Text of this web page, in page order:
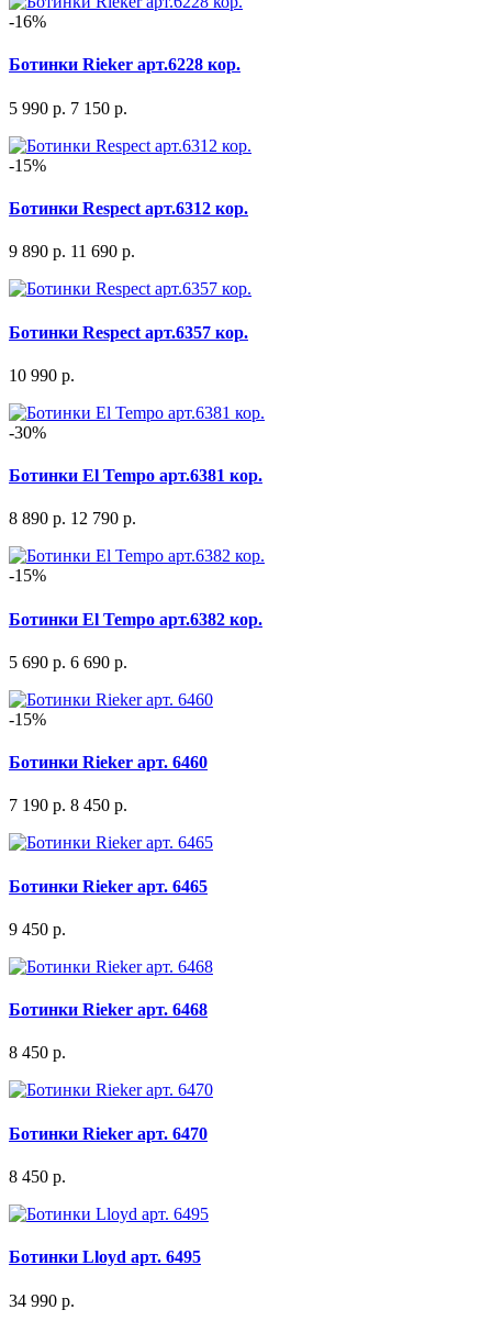
-16%
Ботинки Rieker арт.6228 кор.
5 990 р. 7 150 р.
-15%
Ботинки Respect арт.6312 кор.
9 890 р. 11 690 р.
Ботинки Respect арт.6357 кор.
10 990 р.
-30%
Ботинки El Tempo арт.6381 кор.
8 890 р. 12 790 р.
-15%
Ботинки El Tempo арт.6382 кор.
5 690 р. 6 690 р.
-15%
Ботинки Rieker арт. 6460
7 190 р. 8 450 р.
Ботинки Rieker арт. 6465
9 450 р.
Ботинки Rieker арт. 6468
8 450 р.
Ботинки Rieker арт. 6470
8 450 р.
Ботинки Lloyd арт. 6495
34 990 р.